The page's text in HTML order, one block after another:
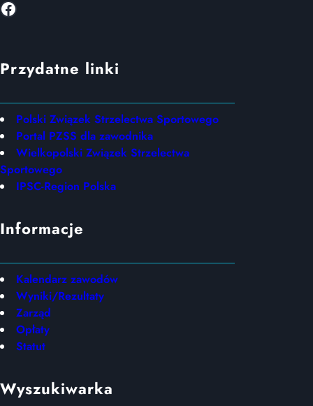
Facebook
Przydatne linki
Polski Związek Strzelectwa Sportowego
Portal PZSS dla zawodnika
Wielkopolski Związek Strzelectwa
Sportowego
IPSC-Region Polska
Informacje
Kalendarz zawodów
Wyniki/Rezultaty
Zarząd
Opłaty
Statut
Wyszukiwarka